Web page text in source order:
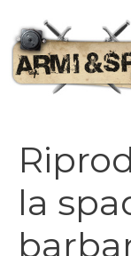
contenuto
la